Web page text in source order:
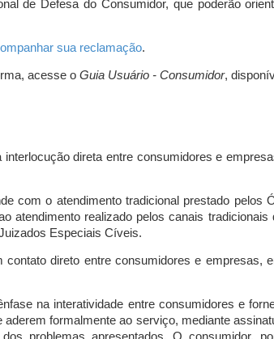
de Defesa do Consumidor, que poderão
sua reclamação.
acesse o Guia Usuário - Consumidor,
direta entre consumidores e
com o atendimento tradicional prestado pelos
atendimento realizado pelos canais
Especiais Cíveis.
direto entre consumidores e empresas,
na interatividade entre consumidores e
formalmente ao serviço, mediante